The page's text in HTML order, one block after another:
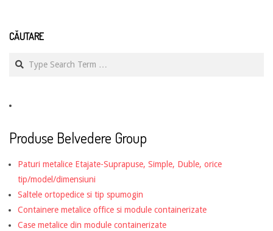
CĂUTARE
Produse Belvedere Group
Paturi metalice Etajate-Suprapuse, Simple, Duble, orice
tip/model/dimensiuni
Saltele ortopedice si tip spumogin
Containere metalice office si module containerizate
Case metalice din module containerizate